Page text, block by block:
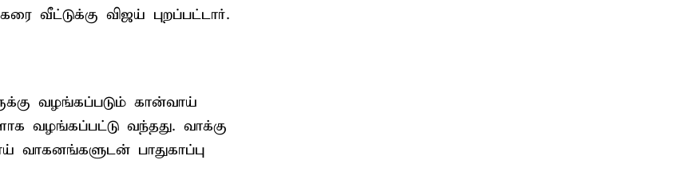
வீட்டுக்கு விஜய் புறப்பட்டார்.
வழங்கப்படும் கான்வாய்
வழங்கப்பட்டு வந்தது. வாக்கு
பாதுகாப்பு